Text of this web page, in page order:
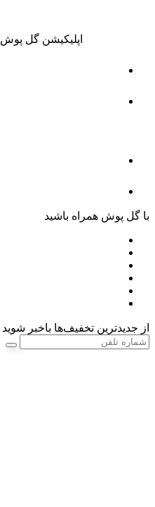
اپلیکیشن گل پوش
با گل پوش همراه باشید
از جدیدترین تخفیف‌ها باخبر شوید